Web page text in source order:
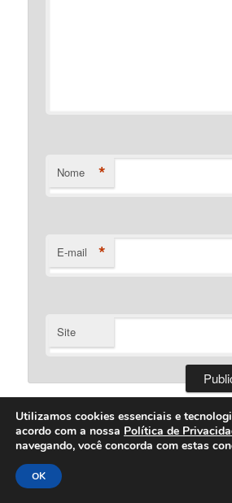
Nome *
E-mail *
Site
Desenvolvido Por
Utilizamos cookies essenciais e
acordo com a nossa Política de
navegando, você concorda com estas
OK